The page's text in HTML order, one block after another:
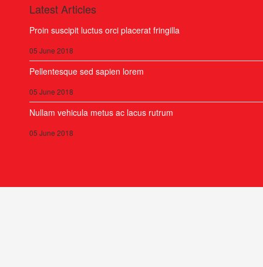
Latest Articles
Proin suscipit luctus orci placerat fringilla
05 June 2018
Pellentesque sed sapien lorem
05 June 2018
Nullam vehicula metus ac lacus rutrum
05 June 2018